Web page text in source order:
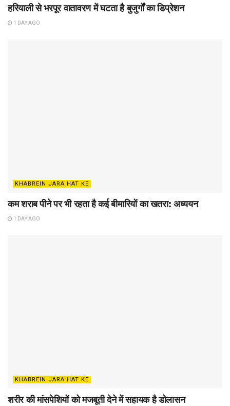
हरियाली से भरपूर वातावरण में घटता है बुजुर्गों का डिप्रेशन
1 DAY AGO
KHABREIN JARA HAT KE
कम शराब पीने पर भी रहता है कई बीमारियों का खतरा: अध्ययन
1 DAY AGO
KHABREIN JARA HAT KE
शरीर की मांसपेशियों को मजबूती देने में सहायक है डोलासन